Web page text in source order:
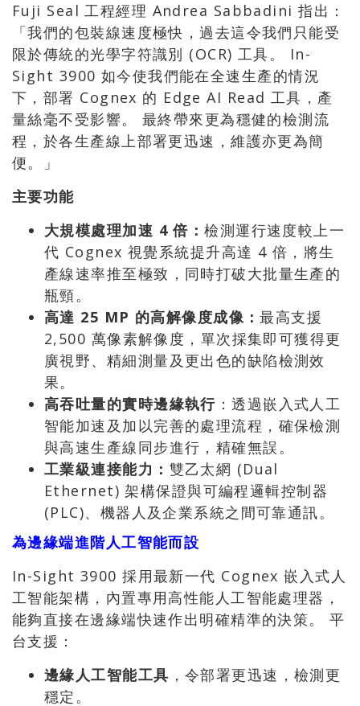
Fuji Seal 工程經理 Andrea Sabbadini 指出：
「我們的包裝線速度極快，過去這令我們只能受
限於傳統的光學字符識別 (OCR) 工具。 In-
Sight 3900 如今使我們能在全速生產的情況
下，部署 Cognex 的 Edge AI Read 工具，產
量絲毫不受影響。 最終帶來更為穩健的檢測流
程，於各生產線上部署更迅速，維護亦更為簡
便。」
主要功能
大規模處理加速 4 倍：檢測運行速度較上一
代 Cognex 視覺系統提升高達 4 倍，將生
產線速率推至極致，同時打破大批量生產的
瓶頸。
高達 25 MP 的高解像度成像：最高支援
2,500 萬像素解像度，單次採集即可獲得更
廣視野、精細測量及更出色的缺陷檢測效
果。
高吞吐量的實時邊緣執行 ：透過嵌入式人工
智能加速及加以完善的處理流程，確保檢測
與高速生產線同步進行，精確無誤。
工業級連接能力： 雙乙太網 (Dual
Ethernet) 架構保證與可編程邏輯控制器
(PLC)、機器人及企業系統之間可靠通訊。
為邊緣端進階人工智能而設
In-Sight 3900 採用最新一代 Cognex 嵌入式人
工智能架構，內置專用高性能人工智能處理器，
能夠直接在邊緣端快速作出明確精準的決策。 平
台支援：
邊緣人工智能工具 ，令部署更迅速，檢測更
穩定。